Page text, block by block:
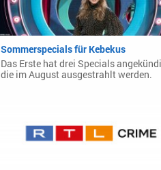
Sommerspecials für Kebekus
Das Erste hat drei Specials
die im August ausgestrahlt werden.